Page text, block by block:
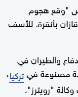
"وقع هجوم
قازان بأنقرة. للأسف
والطيران في
مصنوعة فيتركيا،
"رويترز".